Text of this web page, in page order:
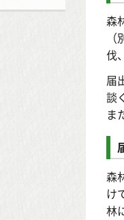
森
伐
届
談
ま
森
け
林